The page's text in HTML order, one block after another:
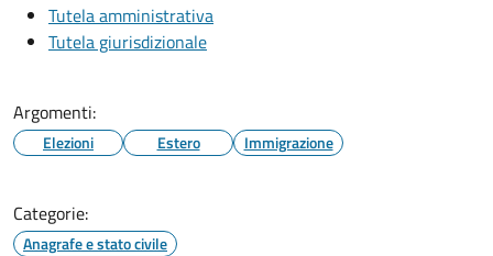
Tutela amministrativa
Tutela giurisdizionale
Argomenti:
Elezioni Estero Immigrazione
Categorie:
Anagrafe e stato civile